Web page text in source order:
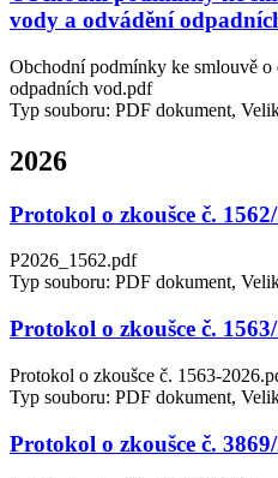
vody a odvádění
Obchodní podmínky ke smlouvě
odpadních vod.pdf
Typ souboru: PDF dokument,
2026
Protokol o zkoušce č.
P2026_1562.pdf
Typ souboru: PDF dokument,
Protokol o zkoušce č.
Protokol o zkoušce č. 1563-
Typ souboru: PDF dokument,
Protokol o zkoušce č.